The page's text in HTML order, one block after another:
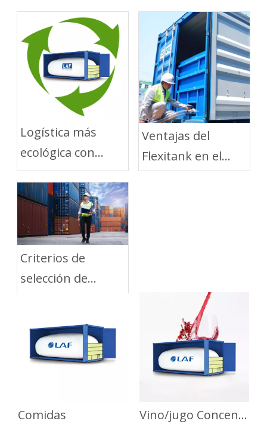
Logística más
ecológica con
soluciones de
embalaje flexibles
Ventajas del
Flexitank en el
Transporte Corto
Criterios de
selección de
Comidas Vino/jugo Concentrados